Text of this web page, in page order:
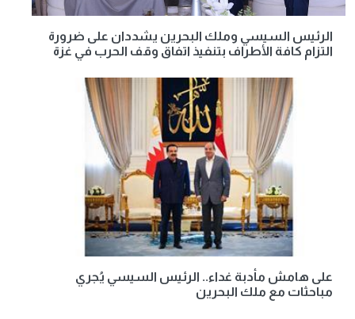
الرئيس السيسي وملك البحرين يشددان على ضرورة
التزام كافة الأطراف بتنفيذ اتفاق وقف الحرب في غزة
على هامش مأدبة غداء.. الرئيس السيسي يُجري
مباحثات مع ملك البحرين